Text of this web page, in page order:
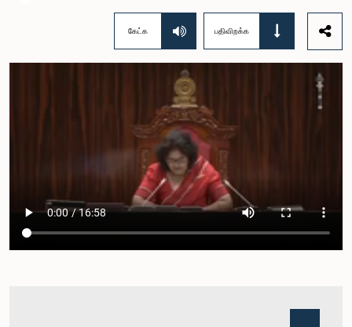
கேட்க பதிவிறக்க